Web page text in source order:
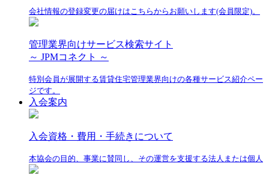
会社情報の登録変更の届けはこちらからお願いします(会員限定)。
管理業界向けサービス検索サイト
～ JPMコネクト ～
特別会員が展開する賃貸住宅管理業界向けの各種サービス紹介ペー
ジです。
入会案内
入会資格・費用・手続きについて
本協会の目的、事業に賛同し、その運営を支援する法人または個人